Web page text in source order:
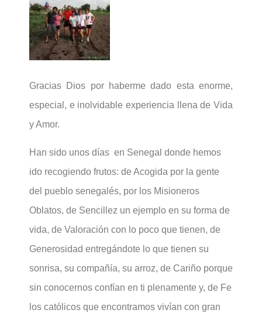
Gracias Dios por haberme dado esta enorme,
especial, e inolvidable experiencia llena de Vida
y Amor.
Han sido unos días en Senegal donde hemos
ido recogiendo frutos: de Acogida por la gente
del pueblo senegalés, por los Misioneros
Oblatos, de Sencillez un ejemplo en su forma de
vida, de Valoración con lo poco que tienen, de
Generosidad entregándote lo que tienen su
sonrisa, su compañía, su arroz, de Cariño porque
sin conocernos confían en ti plenamente y, de Fe
los católicos que encontramos vivían con gran